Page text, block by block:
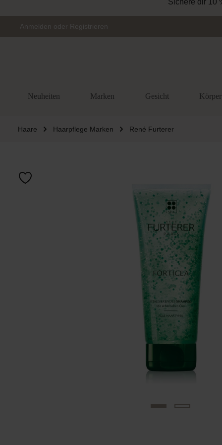
Sichere dir 10
Anmelden oder Registrieren
Neuheiten Marken Gesicht Körper
Haare Haarpflege Marken René Furterer